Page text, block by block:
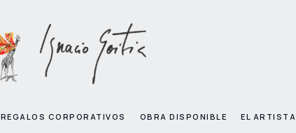
REGALOS CORPORATIVOS OBRA DISPONIBLE EL ARTISTA